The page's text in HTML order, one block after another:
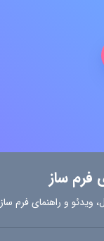
فرم ساز
ویدئو و راهنمای فرم ساز